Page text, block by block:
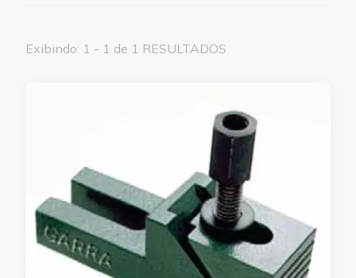
Exibindo: 1 - 1 de 1 RESULTADOS